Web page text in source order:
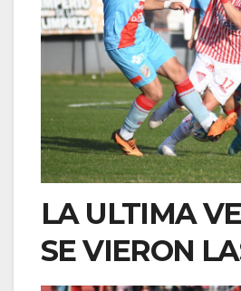
LA ULTIMA
SE VIERON